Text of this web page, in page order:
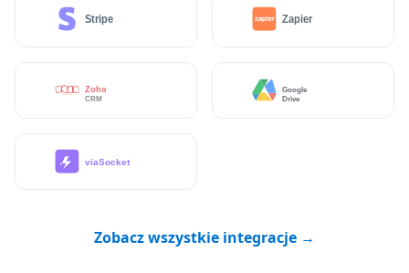
Zobacz wszystkie integracje →